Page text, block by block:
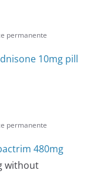
permanente
10mg pill
permanente
480mg
without